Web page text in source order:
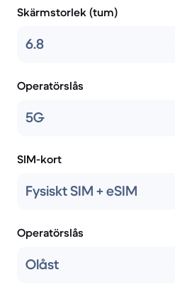
Skärmstorlek (tum)
6.8
Operatörslås
5G
SIM-kort
Fysiskt SIM + eSIM
Operatörslås
Olåst